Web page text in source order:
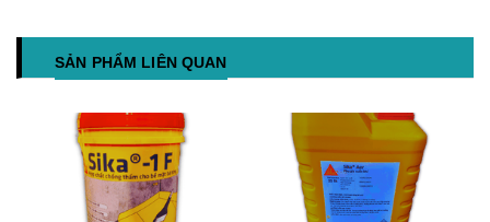
SẢN PHẨM LIÊN QUAN